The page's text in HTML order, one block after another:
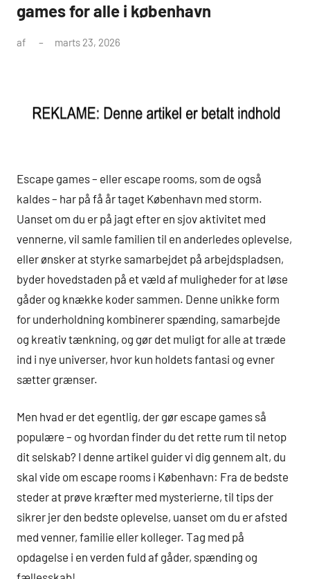
games for alle i københavn
af marts 23, 2026
Escape games – eller escape rooms, som de også
kaldes – har på få år taget København med storm.
Uanset om du er på jagt efter en sjov aktivitet med
vennerne, vil samle familien til en anderledes oplevelse,
eller ønsker at styrke samarbejdet på arbejdspladsen,
byder hovedstaden på et væld af muligheder for at løse
gåder og knække koder sammen. Denne unikke form
for underholdning kombinerer spænding, samarbejde
og kreativ tænkning, og gør det muligt for alle at træde
ind i nye universer, hvor kun holdets fantasi og evner
sætter grænser.
Men hvad er det egentlig, der gør escape games så
populære – og hvordan finder du det rette rum til netop
dit selskab? I denne artikel guider vi dig gennem alt, du
skal vide om escape rooms i København: Fra de bedste
steder at prøve kræfter med mysterierne, til tips der
sikrer jer den bedste oplevelse, uanset om du er afsted
med venner, familie eller kolleger. Tag med på
opdagelse i en verden fuld af gåder, spænding og